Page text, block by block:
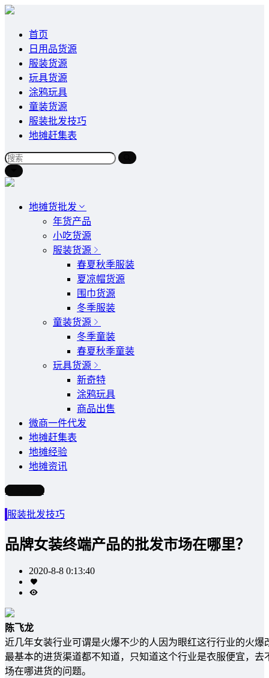
首页
日用品货源
服装货源
玩具货源
涂鸦玩具
童装货源
服装批发技巧
地摊赶集表
地摊货批发
年货产品
小吃货源
服装货源
春夏秋季服装
夏凉帽货源
围巾货源
冬季服装
童装货源
冬季童装
春夏秋季童装
玩具货源
新奇特
涂鸦玩具
商品出售
微商一件代发
地摊赶集表
地摊经验
地摊资讯
写文章
服装批发技巧
品牌女装终端产品的批发市场在哪里？
2020-8-8 0:13:40
陈飞龙
近几年女装行业可谓是火爆不少的人因为眼红这行行业的火
最基本的进货渠道都不知道，只知道这个行业是衣服便宜，
场在哪进货的问题。